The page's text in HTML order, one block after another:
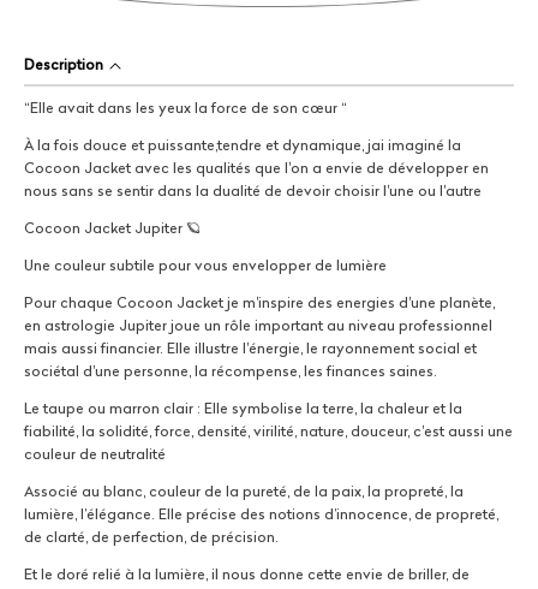
Description
“Elle avait dans les yeux la force de son cœur “
À la fois douce et puissante,tendre et dynamique, jai imaginé la
Cocoon Jacket avec les qualités que l'on a envie de développer en
nous sans se sentir dans la dualité de devoir choisir l'une ou l'autre
Cocoon Jacket Jupiter 🪐
Une couleur subtile pour vous envelopper de lumière
Pour chaque Cocoon Jacket je m'inspire des energies d'une planète,
en astrologie Jupiter joue un rôle important au niveau professionnel
mais aussi financier. Elle illustre l'énergie, le rayonnement social et
sociétal d'une personne, la récompense, les finances saines.
Le taupe ou marron clair : Elle symbolise la terre, la chaleur et la
fiabilité, la solidité, force, densité, virilité, nature, douceur, c'est aussi une
couleur de neutralité
Associé au blanc, couleur de la pureté, de la paix, la propreté, la
lumière, l’élégance. Elle précise des notions d’innocence, de propreté,
de clarté, de perfection, de précision.
Et le doré relié à la lumière, il nous donne cette envie de briller, de